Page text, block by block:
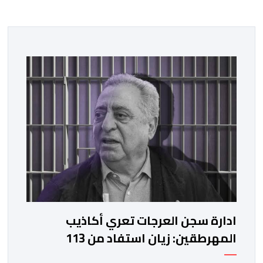
ادارة سجن العرجات تعري أكاذيب
المهرطقين: زيان استفاد من 113
استشارة و50 فحصا طبيا